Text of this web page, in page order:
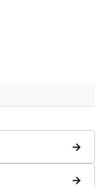
→
→